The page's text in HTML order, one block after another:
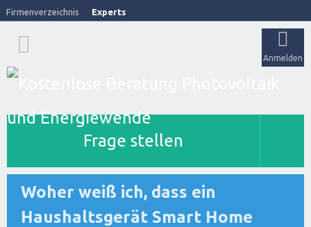
Firmenverzeichnis Experts
Anmelden
Frage stellen
Woher weiß ich, dass ein
Haushaltsgerät Smart Home